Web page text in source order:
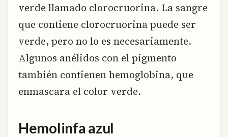
verde llamado clorocruorina. La sangre
que contiene clorocruorina puede ser
verde, pero no lo es necesariamente.
Algunos anélidos con el pigmento
también contienen hemoglobina, que
enmascara el color verde.
Hemolinfa azul